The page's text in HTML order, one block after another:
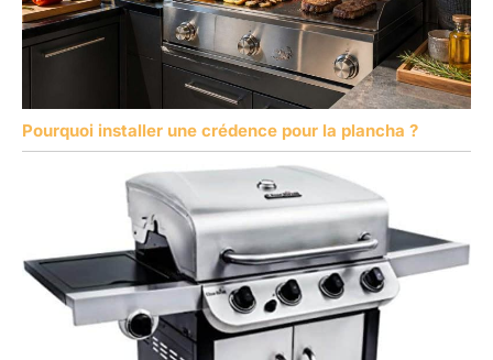
Pourquoi installer une crédence pour la plancha ?